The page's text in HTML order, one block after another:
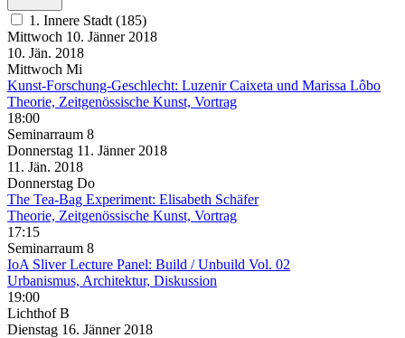
1. Innere Stadt (185)
Mittwoch 10. Jänner 2018
10. Jän. 2018
Mittwoch Mi
Kunst-Forschung-Geschlecht: Luzenir Caixeta und Marissa Lôbo
Theorie, Zeitgenössische Kunst, Vortrag
18:00
Seminarraum 8
Donnerstag 11. Jänner 2018
11. Jän. 2018
Donnerstag Do
The Tea-Bag Experiment: Elisabeth Schäfer
Theorie, Zeitgenössische Kunst, Vortrag
17:15
Seminarraum 8
IoA Sliver Lecture Panel: Build / Unbuild Vol. 02
Urbanismus, Architektur, Diskussion
19:00
Lichthof B
Dienstag 16. Jänner 2018